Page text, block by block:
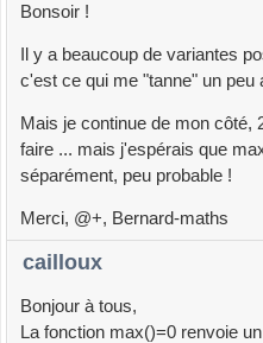
Bonsoir !
Il y a beaucoup de variantes
c'est ce qui me "tanne" un peu
Mais je continue de mon côté,
faire ... mais j'espérais que
séparément, peu probable !
Merci, @+, Bernard-maths
cailloux
Bonjour à tous,
La fonction max()=0 renvoie